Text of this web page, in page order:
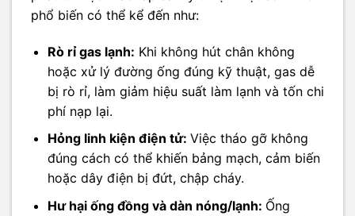
phổ biến có thể kể đến như:
Rò rỉ gas lạnh: Khi không hút chân không
hoặc xử lý đường ống đúng kỹ thuật, gas dễ
bị rò rỉ, làm giảm hiệu suất làm lạnh và tốn chi
phí nạp lại.
Hỏng linh kiện điện tử: Việc tháo gỡ không
đúng cách có thể khiến bảng mạch, cảm biến
hoặc dây điện bị đứt, chập cháy.
Hư hại ống đồng và dàn nóng/lạnh: Ống